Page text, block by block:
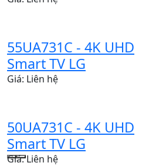
55UA731C - 4K UHD
Smart TV LG
Giá: Liên hệ
50UA731C - 4K UHD
Smart TV LG
Giá: Liên hệ